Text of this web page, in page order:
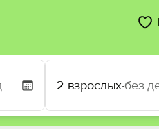
2 взрослых·без